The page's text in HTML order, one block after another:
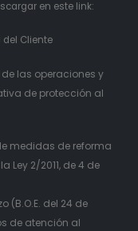
en este link:
del Cliente
las operaciones y
de protección al
medidas de reforma
2/2011, de 4 de
del 24 de
de atención al